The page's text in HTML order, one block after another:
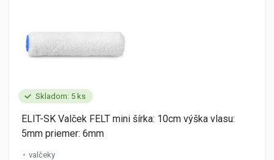
Skladom: 5 ks
ELIT-SK Valček FELT mini šírka: 10cm výška vlasu:
5mm priemer: 6mm
valčeky